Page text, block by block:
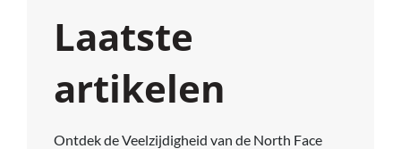
Laatste
artikelen
Ontdek de Veelzijdigheid van de North Face